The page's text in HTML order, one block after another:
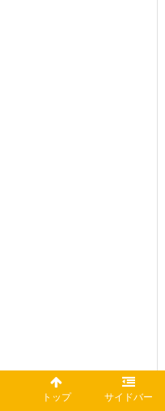
トップ サイドバー